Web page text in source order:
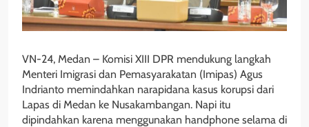
VN-24, Medan – Komisi XIII DPR mendukung langkah
Menteri Imigrasi dan Pemasyarakatan (Imipas) Agus
Indrianto memindahkan narapidana kasus korupsi dari
Lapas di Medan ke Nusakambangan. Napi itu
dipindahkan karena menggunakan handphone selama di